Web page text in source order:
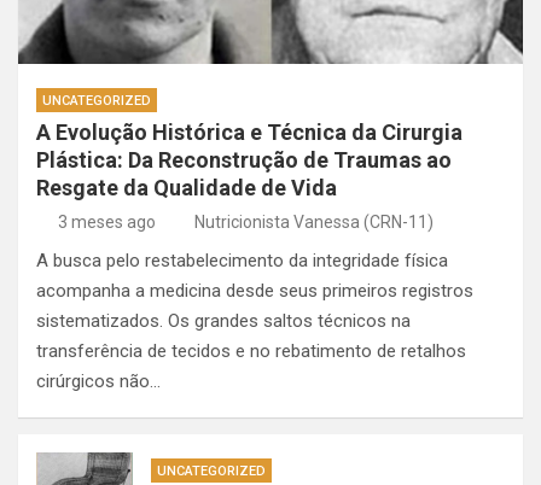
UNCATEGORIZED
A Evolução Histórica e Técnica da Cirurgia
Plástica: Da Reconstrução de Traumas ao
Resgate da Qualidade de Vida
3 meses ago Nutricionista Vanessa (CRN-11)
A busca pelo restabelecimento da integridade física
acompanha a medicina desde seus primeiros registros
sistematizados. Os grandes saltos técnicos na
transferência de tecidos e no rebatimento de retalhos
cirúrgicos não…
UNCATEGORIZED